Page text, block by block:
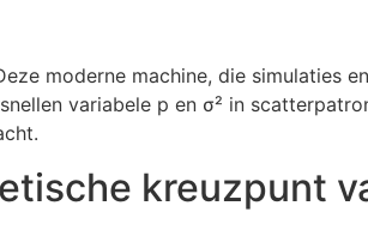
moderne machine, die simulaties
variabele p en σ² in
kreuzpunt